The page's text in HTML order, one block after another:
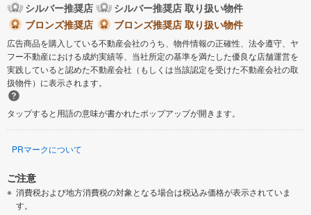
シルバー推奨店
シルバー推奨店 取り扱い物件
ブロンズ推奨店
ブロンズ推奨店 取り扱い物件
広告商品を購入している不動産会社のうち、物件情報の正確性、法令遵守、ヤ
フー不動産における成約実績等、当社所定の基準を満たした優良な店舗運営を
実践していると認めた不動産会社（もしくは当該認定を受けた不動産会社の取
扱物件）に表示されます。
タップすると用語の意味が書かれたポップアップが開きます。
PRマークについて
ご注意
消費税および地方消費税の対象となる場合は税込み価格が表示されていま
す。